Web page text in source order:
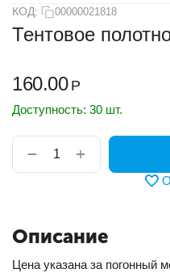
КОД: 00000021818
Тентовое
160.00 Р
Доступность: 30 шт.
+
−
Описание
Цена указана за погонный